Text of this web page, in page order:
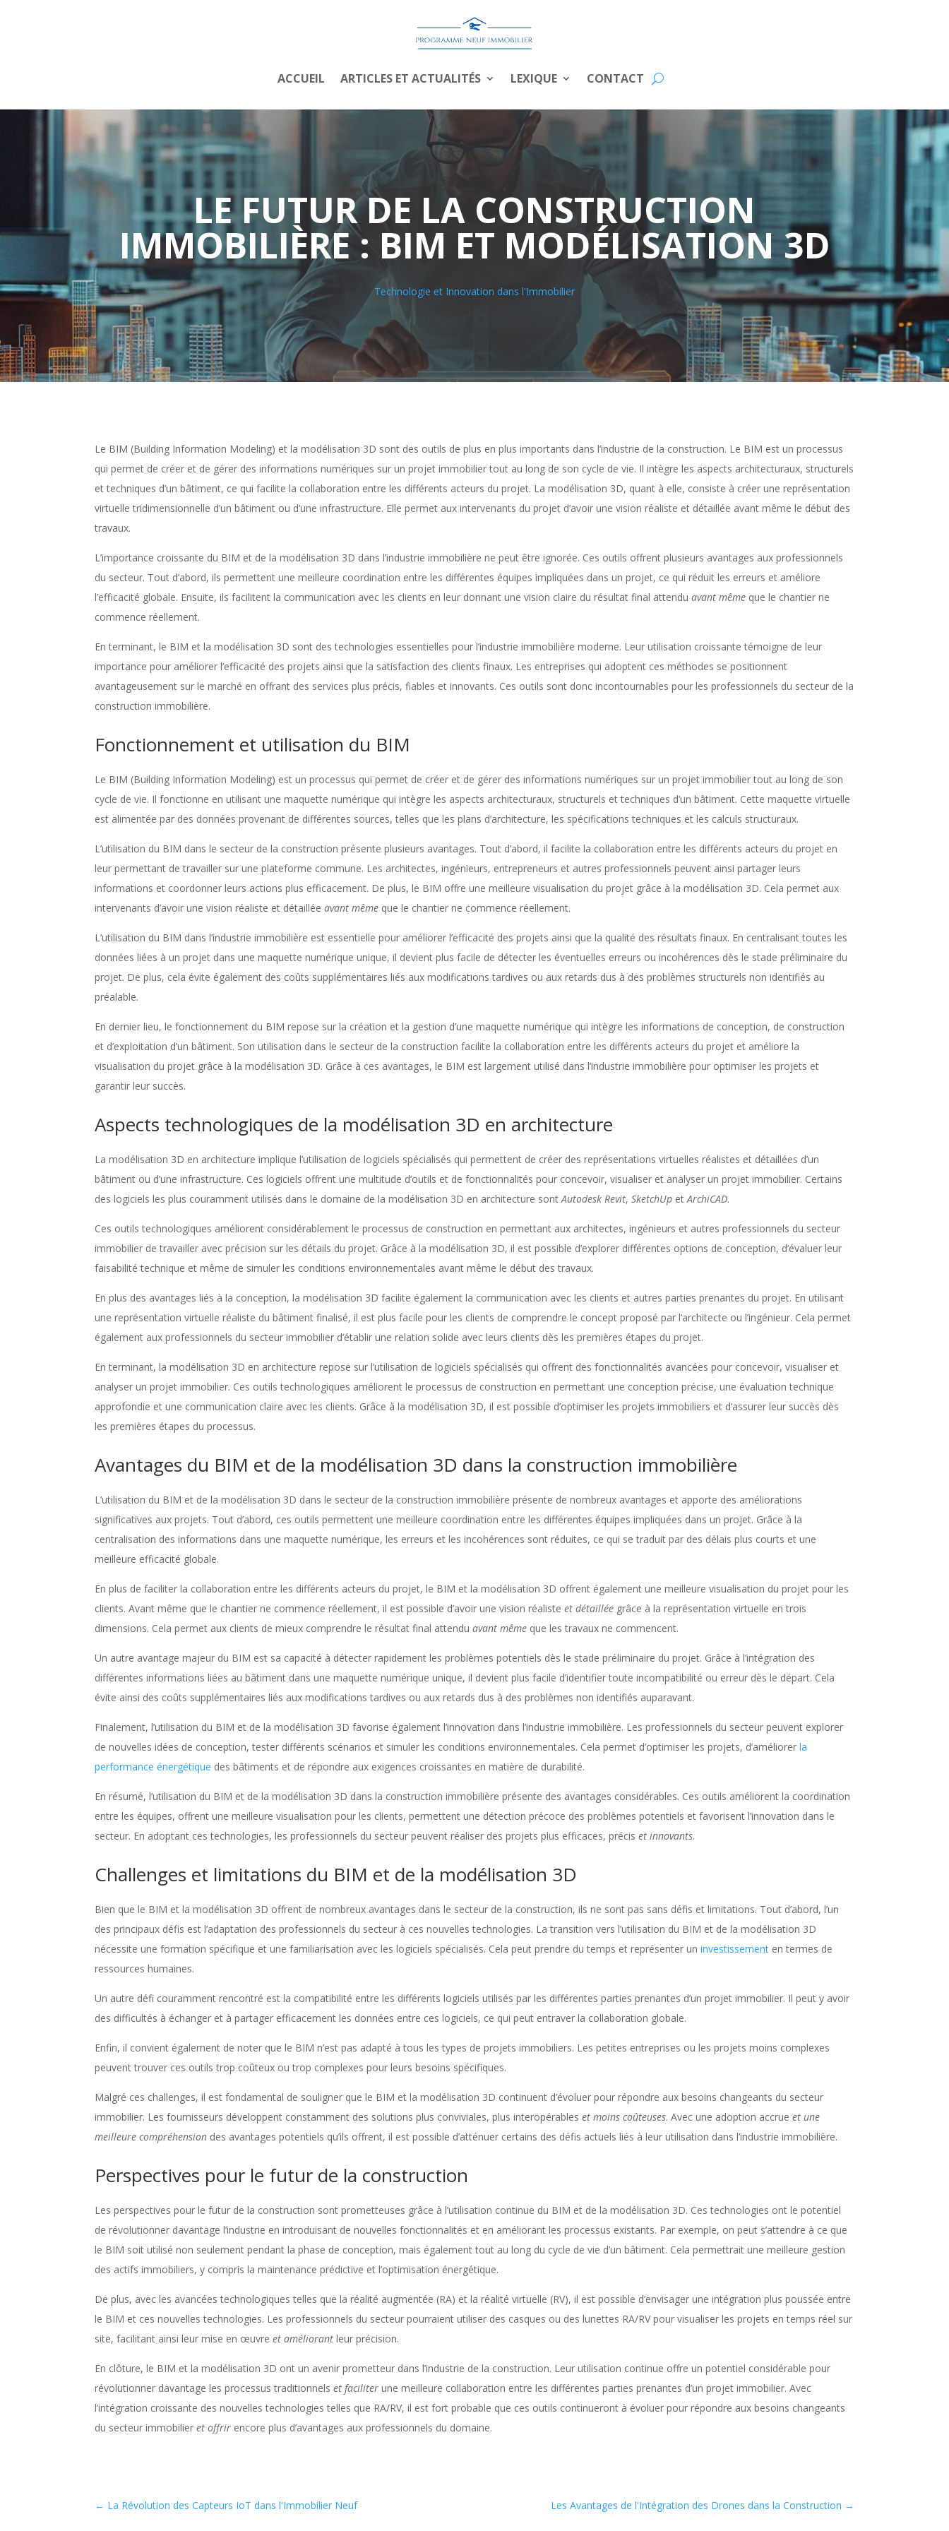
ACCUEIL ARTICLES ET ACTUALITÉS LEXIQUE CONTACT
LE FUTUR DE LA CONSTRUCTION
IMMOBILIÈRE : BIM ET MODÉLISATION 3D
Technologie et Innovation dans l'Immobilier
Le BIM (Building Information Modeling) et la modélisation 3D sont des outils de plus en plus importants dans l’industrie de la construction. Le BIM est un processus
qui permet de créer et de gérer des informations numériques sur un projet immobilier tout au long de son cycle de vie. Il intègre les aspects architecturaux, structurels
et techniques d’un bâtiment, ce qui facilite la collaboration entre les différents acteurs du projet. La modélisation 3D, quant à elle, consiste à créer une représentation
virtuelle tridimensionnelle d’un bâtiment ou d’une infrastructure. Elle permet aux intervenants du projet d’avoir une vision réaliste et détaillée avant même le début des
travaux.
L’importance croissante du BIM et de la modélisation 3D dans l’industrie immobilière ne peut être ignorée. Ces outils offrent plusieurs avantages aux professionnels
du secteur. Tout d’abord, ils permettent une meilleure coordination entre les différentes équipes impliquées dans un projet, ce qui réduit les erreurs et améliore
l’efficacité globale. Ensuite, ils facilitent la communication avec les clients en leur donnant une vision claire du résultat final attenduavant même que le chantier ne
commence réellement.
En terminant, le BIM et la modélisation 3D sont des technologies essentielles pour l’industrie immobilière moderne. Leur utilisation croissante témoigne de leur
importance pour améliorer l’efficacité des projets ainsi que la satisfaction des clients finaux. Les entreprises qui adoptent ces méthodes se positionnent
avantageusement sur le marché en offrant des services plus précis, fiables et innovants. Ces outils sont donc incontournables pour les professionnels du secteur de la
construction immobilière.
Fonctionnement et utilisation du BIM
Le BIM (Building Information Modeling) est un processus qui permet de créer et de gérer des informations numériques sur un projet immobilier tout au long de son
cycle de vie. Il fonctionne en utilisant une maquette numérique qui intègre les aspects architecturaux, structurels et techniques d’un bâtiment. Cette maquette virtuelle
est alimentée par des données provenant de différentes sources, telles que les plans d’architecture, les spécifications techniques et les calculs structuraux.
L’utilisation du BIM dans le secteur de la construction présente plusieurs avantages. Tout d’abord, il facilite la collaboration entre les différents acteurs du projet en
leur permettant de travailler sur une plateforme commune. Les architectes, ingénieurs, entrepreneurs et autres professionnels peuvent ainsi partager leurs
informations et coordonner leurs actions plus efficacement. De plus, le BIM offre une meilleure visualisation du projet grâce à la modélisation 3D. Cela permet aux
intervenants d’avoir une vision réaliste et détailléeavant même que le chantier ne commence réellement.
L’utilisation du BIM dans l’industrie immobilière est essentielle pour améliorer l’efficacité des projets ainsi que la qualité des résultats finaux. En centralisant toutes les
données liées à un projet dans une maquette numérique unique, il devient plus facile de détecter les éventuelles erreurs ou incohérences dès le stade préliminaire du
projet. De plus, cela évite également des coûts supplémentaires liés aux modifications tardives ou aux retards dus à des problèmes structurels non identifiés au
préalable.
En dernier lieu, le fonctionnement du BIM repose sur la création et la gestion d’une maquette numérique qui intègre les informations de conception, de construction
et d’exploitation d’un bâtiment. Son utilisation dans le secteur de la construction facilite la collaboration entre les différents acteurs du projet et améliore la
visualisation du projet grâce à la modélisation 3D. Grâce à ces avantages, le BIM est largement utilisé dans l’industrie immobilière pour optimiser les projets et
garantir leur succès.
Aspects technologiques de la modélisation 3D en architecture
La modélisation 3D en architecture implique l’utilisation de logiciels spécialisés qui permettent de créer des représentations virtuelles réalistes et détaillées d’un
bâtiment ou d’une infrastructure. Ces logiciels offrent une multitude d’outils et de fonctionnalités pour concevoir, visualiser et analyser un projet immobilier. Certains
des logiciels les plus couramment utilisés dans le domaine de la modélisation 3D en architecture sontAutodesk Revit,SketchUp etArchiCAD.
Ces outils technologiques améliorent considérablement le processus de construction en permettant aux architectes, ingénieurs et autres professionnels du secteur
immobilier de travailler avec précision sur les détails du projet. Grâce à la modélisation 3D, il est possible d’explorer différentes options de conception, d’évaluer leur
faisabilité technique et même de simuler les conditions environnementales avant même le début des travaux.
En plus des avantages liés à la conception, la modélisation 3D facilite également la communication avec les clients et autres parties prenantes du projet. En utilisant
une représentation virtuelle réaliste du bâtiment finalisé, il est plus facile pour les clients de comprendre le concept proposé par l’architecte ou l’ingénieur. Cela permet
également aux professionnels du secteur immobilier d’établir une relation solide avec leurs clients dès les premières étapes du projet.
En terminant, la modélisation 3D en architecture repose sur l’utilisation de logiciels spécialisés qui offrent des fonctionnalités avancées pour concevoir, visualiser et
analyser un projet immobilier. Ces outils technologiques améliorent le processus de construction en permettant une conception précise, une évaluation technique
approfondie et une communication claire avec les clients. Grâce à la modélisation 3D, il est possible d’optimiser les projets immobiliers et d’assurer leur succès dès
les premières étapes du processus.
Avantages du BIM et de la modélisation 3D dans la construction immobilière
L’utilisation du BIM et de la modélisation 3D dans le secteur de la construction immobilière présente de nombreux avantages et apporte des améliorations
significatives aux projets. Tout d’abord, ces outils permettent une meilleure coordination entre les différentes équipes impliquées dans un projet. Grâce à la
centralisation des informations dans une maquette numérique, les erreurs et les incohérences sont réduites, ce qui se traduit par des délais plus courts et une
meilleure efficacité globale.
En plus de faciliter la collaboration entre les différents acteurs du projet, le BIM et la modélisation 3D offrent également une meilleure visualisation du projet pour les
clients. Avant même que le chantier ne commence réellement, il est possible d’avoir une vision réalisteet détaillée grâce à la représentation virtuelle en trois
dimensions. Cela permet aux clients de mieux comprendre le résultat final attenduavant même que les travaux ne commencent.
Un autre avantage majeur du BIM est sa capacité à détecter rapidement les problèmes potentiels dès le stade préliminaire du projet. Grâce à l’intégration des
différentes informations liées au bâtiment dans une maquette numérique unique, il devient plus facile d’identifier toute incompatibilité ou erreur dès le départ. Cela
évite ainsi des coûts supplémentaires liés aux modifications tardives ou aux retards dus à des problèmes non identifiés auparavant.
Finalement, l’utilisation du BIM et de la modélisation 3D favorise également l’innovation dans l’industrie immobilière. Les professionnels du secteur peuvent explorer
de nouvelles idées de conception, tester différents scénarios et simuler les conditions environnementales. Cela permet d’optimiser les projets, d’améliorerla
performance énergétique des bâtiments et de répondre aux exigences croissantes en matière de durabilité.
En résumé, l’utilisation du BIM et de la modélisation 3D dans la construction immobilière présente des avantages considérables. Ces outils améliorent la coordination
entre les équipes, offrent une meilleure visualisation pour les clients, permettent une détection précoce des problèmes potentiels et favorisent l’innovation dans le
secteur. En adoptant ces technologies, les professionnels du secteur peuvent réaliser des projets plus efficaces, préciset innovants.
Challenges et limitations du BIM et de la modélisation 3D
Bien que le BIM et la modélisation 3D offrent de nombreux avantages dans le secteur de la construction, ils ne sont pas sans défis et limitations. Tout d’abord, l’un
des principaux défis est l’adaptation des professionnels du secteur à ces nouvelles technologies. La transition vers l’utilisation du BIM et de la modélisation 3D
nécessite une formation spécifique et une familiarisation avec les logiciels spécialisés. Cela peut prendre du temps et représenter uninvestissement en termes de
ressources humaines.
Un autre défi couramment rencontré est la compatibilité entre les différents logiciels utilisés par les différentes parties prenantes d’un projet immobilier. Il peut y avoir
des difficultés à échanger et à partager efficacement les données entre ces logiciels, ce qui peut entraver la collaboration globale.
Enfin, il convient également de noter que le BIM n’est pas adapté à tous les types de projets immobiliers. Les petites entreprises ou les projets moins complexes
peuvent trouver ces outils trop coûteux ou trop complexes pour leurs besoins spécifiques.
Malgré ces challenges, il est fondamental de souligner que le BIM et la modélisation 3D continuent d’évoluer pour répondre aux besoins changeants du secteur
immobilier. Les fournisseurs développent constamment des solutions plus conviviales, plus interopérableset moins coûteuses. Avec une adoption accrueet une
meilleure compréhension des avantages potentiels qu’ils offrent, il est possible d’atténuer certains des défis actuels liés à leur utilisation dans l’industrie immobilière.
Perspectives pour le futur de la construction
Les perspectives pour le futur de la construction sont prometteuses grâce à l’utilisation continue du BIM et de la modélisation 3D. Ces technologies ont le potentiel
de révolutionner davantage l’industrie en introduisant de nouvelles fonctionnalités et en améliorant les processus existants. Par exemple, on peut s’attendre à ce que
le BIM soit utilisé non seulement pendant la phase de conception, mais également tout au long du cycle de vie d’un bâtiment. Cela permettrait une meilleure gestion
des actifs immobiliers, y compris la maintenance prédictive et l’optimisation énergétique.
De plus, avec les avancées technologiques telles que la réalité augmentée (RA) et la réalité virtuelle (RV), il est possible d’envisager une intégration plus poussée entre
le BIM et ces nouvelles technologies. Les professionnels du secteur pourraient utiliser des casques ou des lunettes RA/RV pour visualiser les projets en temps réel sur
site, facilitant ainsi leur mise en œuvreet améliorant leur précision.
En clôture, le BIM et la modélisation 3D ont un avenir prometteur dans l’industrie de la construction. Leur utilisation continue offre un potentiel considérable pour
révolutionner davantage les processus traditionnelset faciliter une meilleure collaboration entre les différentes parties prenantes d’un projet immobilier. Avec
l’intégration croissante des nouvelles technologies telles que RA/RV, il est fort probable que ces outils continueront à évoluer pour répondre aux besoins changeants
du secteur immobilieret offrir encore plus d’avantages aux professionnels du domaine.
← La Révolution des Capteurs IoT dans l'Immobilier Neuf Les Avantages de l'Intégration des Drones dans la Construction →